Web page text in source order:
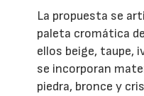
La propuesta se
paleta cromática
ellos beige, taupe,
se incorporan
piedra, bronce y